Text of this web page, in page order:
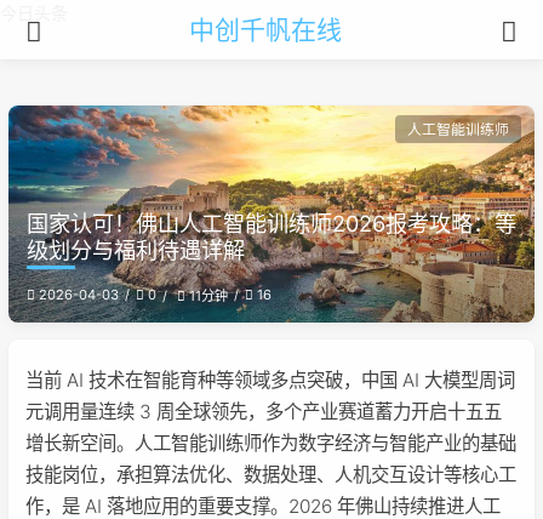
中创千帆在线
人工智能训练师
国家认可！佛山人工智能训练师2026报考攻略：等
级划分与福利待遇详解
2026-04-03 0 11分钟 16
当前 AI 技术在智能育种等领域多点突破，中国 AI 大模型周词
元调用量连续 3 周全球领先，多个产业赛道蓄力开启十五五
增长新空间。人工智能训练师作为数字经济与智能产业的基础
技能岗位，承担算法优化、数据处理、人机交互设计等核心工
作，是 AI 落地应用的重要支撑。2026 年佛山持续推进人工